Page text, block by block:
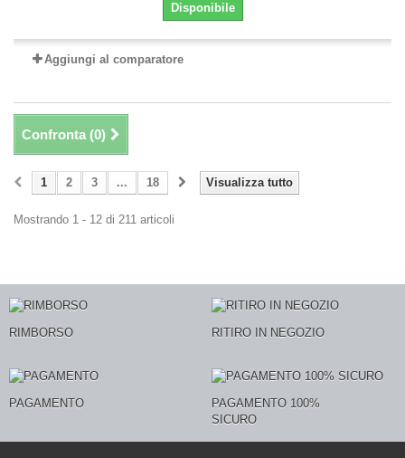
Disponibile
Aggiungi al comparatore
Confronta (0)
Visualizza tutto
1 2 3 ... 18
Mostrando 1 - 12 di 211 articoli
RIMBORSO RITIRO IN NEGOZIO
PAGAMENTO
PAGAMENTO 100%
SICURO